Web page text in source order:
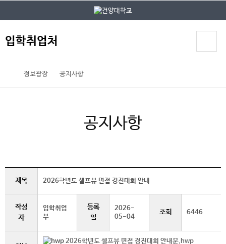
입학취업처
정보광장 공지사항
공지사항
제목 2026학년도 셀프뷰 면접 경진대회 안내
작성
자
입학취업
부
등록
일
2026-
05-04
조회 6446
2026학년도 셀프뷰 면접 경진대회 안내문.hwp